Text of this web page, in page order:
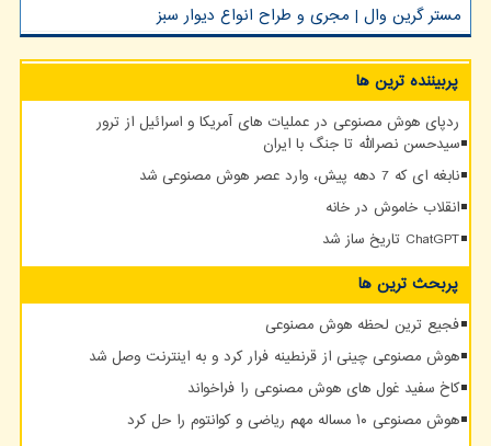
مستر گرین وال | مجری و طراح انواع دیوار سبز
پربیننده ترین ها
ردپای هوش مصنوعی در عملیات های آمریکا و اسرائیل از ترور
سیدحسن نصرالله تا جنگ با ایران
نابغه ای که 7 دهه پیش، وارد عصر هوش مصنوعی شد
انقلاب خاموش در خانه
ChatGPT تاریخ ساز شد
پربحث ترین ها
فجیع ترین لحظه هوش مصنوعی
هوش مصنوعی چینی از قرنطینه فرار کرد و به اینترنت وصل شد
کاخ سفید غول های هوش مصنوعی را فراخواند
هوش مصنوعی ۱۰ مساله مهم ریاضی و کوانتوم را حل کرد